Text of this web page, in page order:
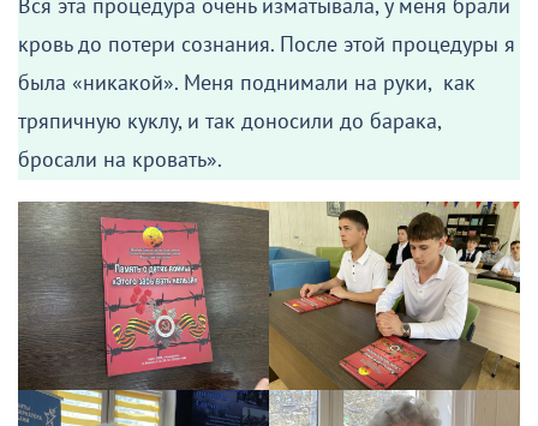
Вся эта процедура очень изматывала, у меня брали
кровь до потери сознания. После этой процедуры я
была «никакой». Меня поднимали на руки, как
тряпичную куклу, и так доносили до барака,
бросали на кровать».